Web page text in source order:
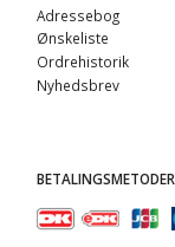
Adressebog
Ønskeliste
Ordrehistorik
Nyhedsbrev
BETALINGSMETODER